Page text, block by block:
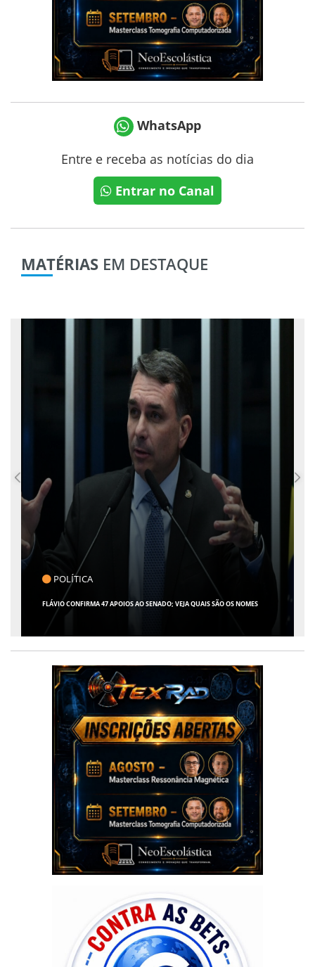
WhatsApp
Entre e receba as notícias do dia
Entrar no Canal
MATÉRIAS EM DESTAQUE
AO SENADO; VEJA QUAIS SÃO OS NOMES
CLICK INDICA
GIRO POR SERGIPE, BRASIL E